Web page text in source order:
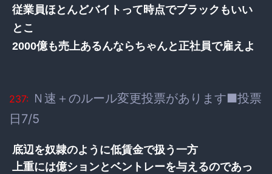
従業員ほとんどバイトって時点でブラックもいい
とこ
2000億も売上あるんならちゃんと正社員で雇えよ
237: Ｎ速＋のルール変更投票があります■投票
日7/5
底辺を奴隷のように低賃金で扱う一方
上重には億ションとベントレーを与えるのであっ